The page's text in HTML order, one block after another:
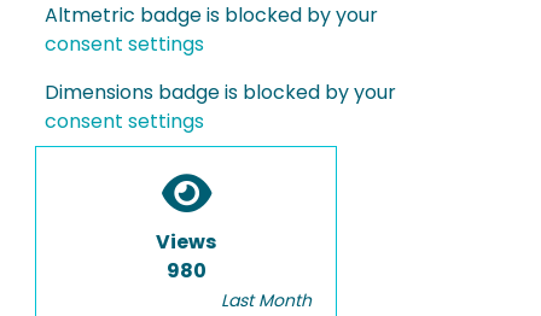
Altmetric badge is blocked by your
consent settings
Dimensions badge is blocked by your
consent settings
Views
980
Last Month